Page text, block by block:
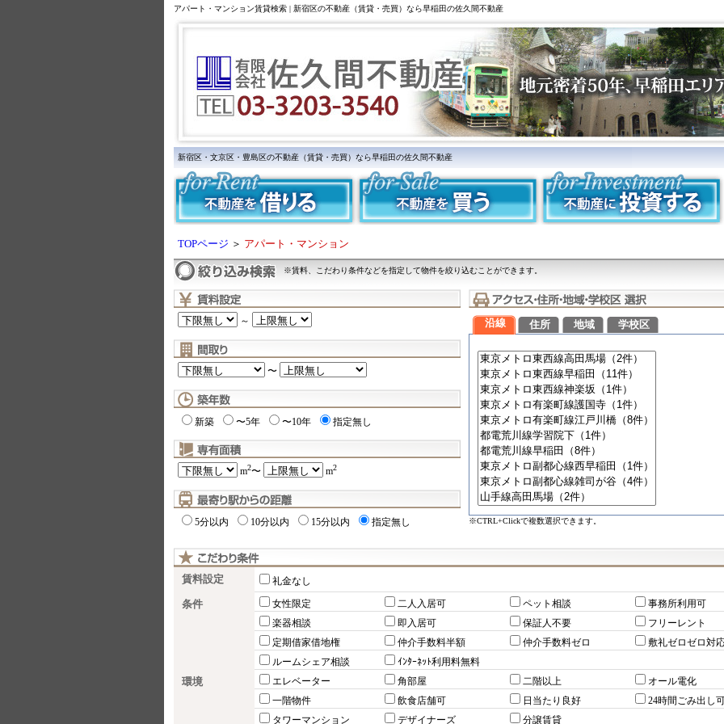
アパート・マンション賃貸検索 | 新宿区の不動産（賃貸・売買）なら早稲田の佐久間不動産
新宿区・文京区・豊島区の不動産（賃貸・売買）なら早稲田の佐久間不動産
TOPページ ＞ アパート・マンション
※賃料、こだわり条件などを指定して物件を絞り込むことができます。
～
〜
新築 〜5年 〜10年 指定無し
m2〜 m2
5分以内 10分以内 15分以内 指定無し
沿線 住所 地域 学校区
※CTRL+Clickで複数選択できます。
賃料設定 礼金なし
条件 女性限定 二人入居可 ペット相談
事務所利用可
楽器相談
即入居可 保証人不要
フリーレント
定期借家借地権
仲介手数料半額 仲介手数料ゼロ
敷礼ゼロゼロ対
ルームシェア相談
ｲﾝﾀｰﾈｯﾄ利用料無料
環境 エレベーター 角部屋 二階以上
オール電化
一階物件
飲食店舗可 日当たり良好
24時間ごみ出し
タワーマンション
デザイナーズ 分譲賃貸